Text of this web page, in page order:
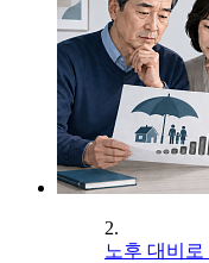
2.
노후 대비